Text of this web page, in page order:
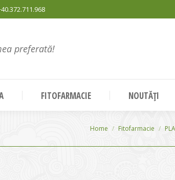
preferată!
FITOFARMACIE NOUTĂȚI
You are here:
Home Fitofarmacie